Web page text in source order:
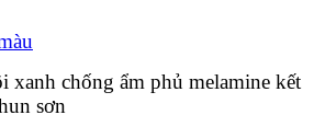
xanh chống ẩm phủ melamine kết
sơn